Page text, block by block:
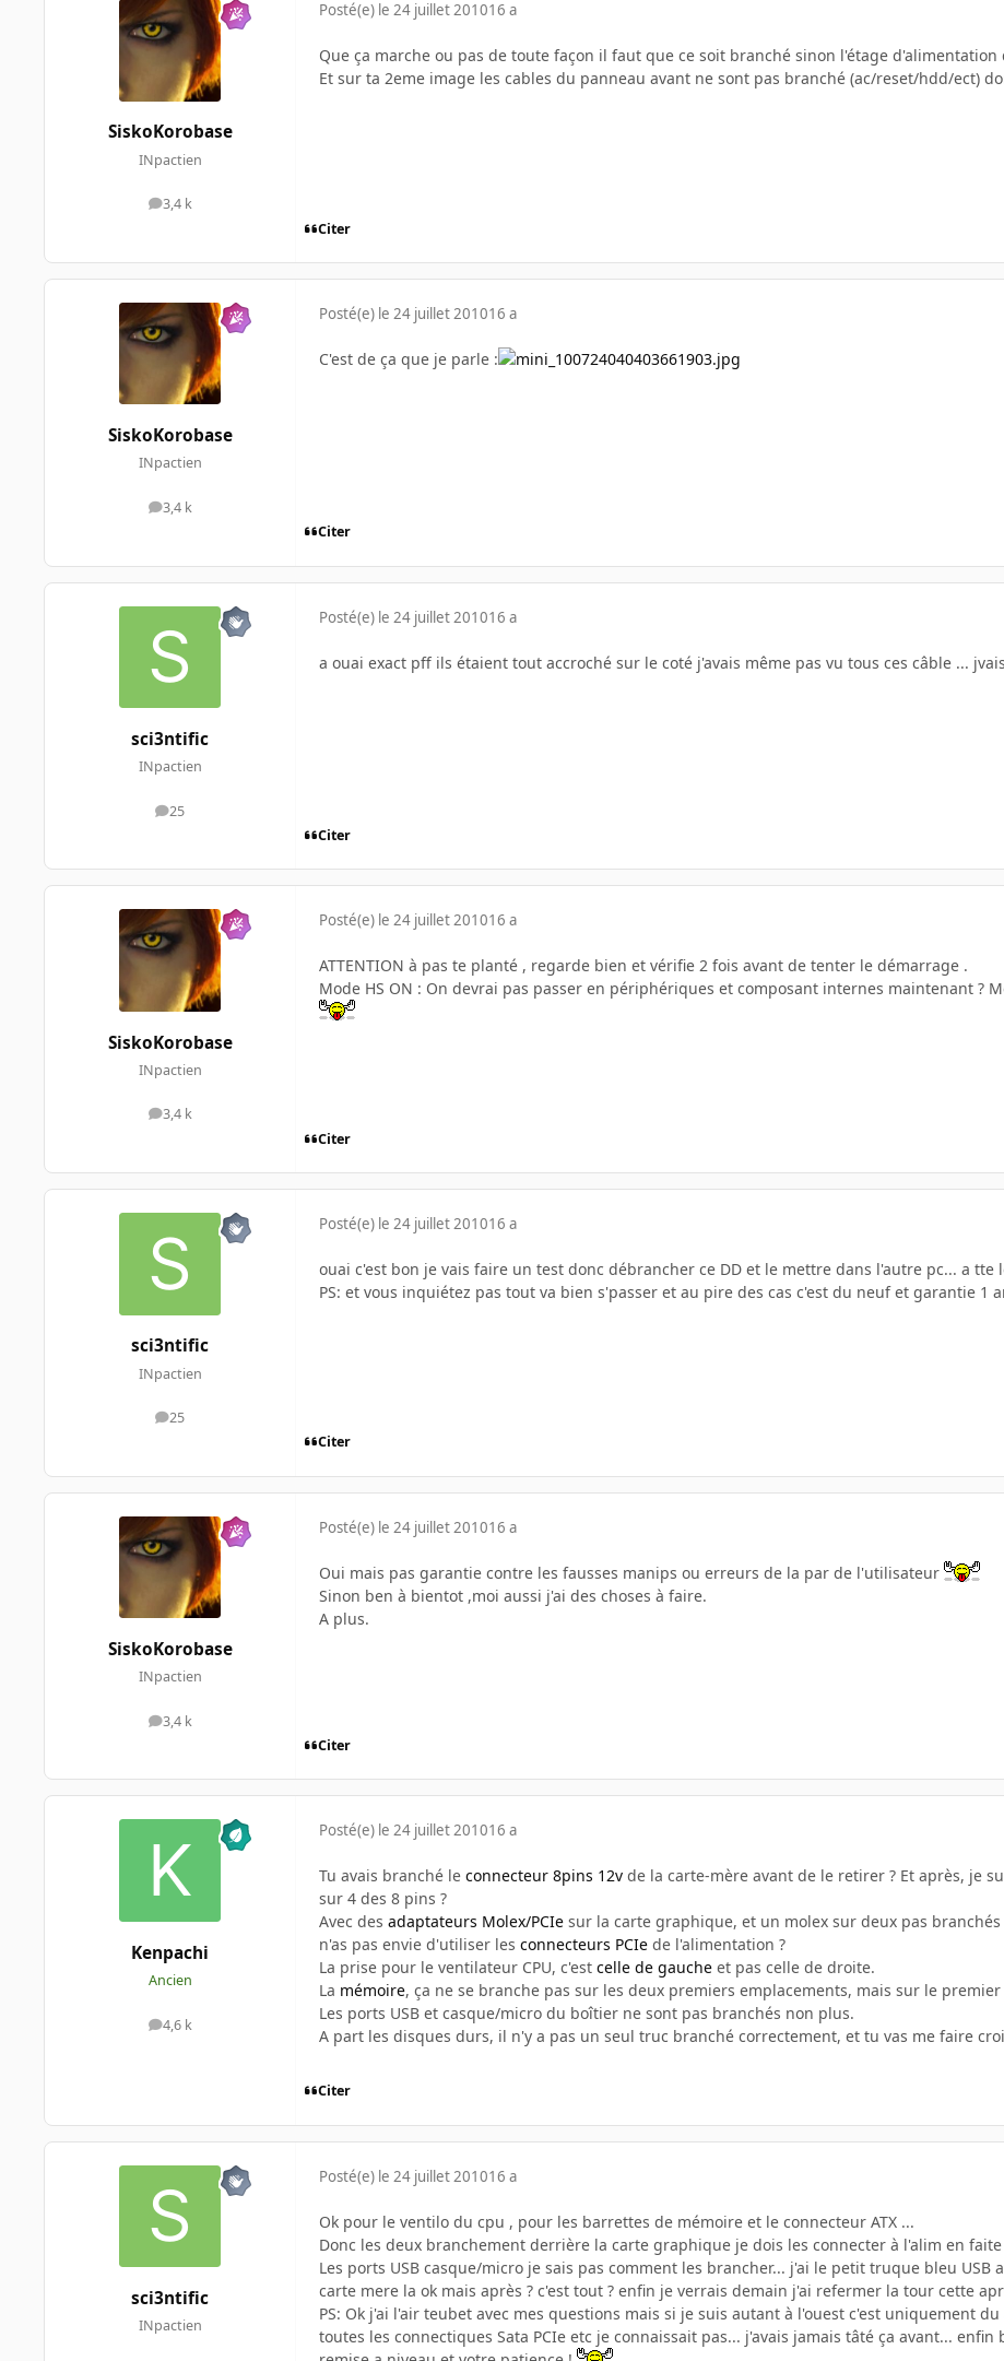
SiskoKorobase
INpactien
3,4 k
messages
Posté(e) le 24 juillet 201016 a
Que ça marche ou pas de toute façon il faut que ce soit branché sinon l'étage
Et sur ta 2eme image les cables du panneau avant ne sont pas branché (ac/reset/hdd/ect)
Citer
SiskoKorobase
INpactien
3,4 k
messages
Posté(e) le 24 juillet 201016 a
C'est de ça que je parle :
Citer
sci3ntific
INpactien
25
messages
Posté(e) le 24 juillet 201016 a
a ouai exact pff ils étaient tout accroché sur le coté j'avais même pas vu tous ces câble ...
Citer
SiskoKorobase
INpactien
3,4 k
messages
Posté(e) le 24 juillet 201016 a
ATTENTION à pas te planté , regarde bien et vérifie 2 fois avant de tenter le démarrage .
Mode HS ON : On devrai pas passer en périphériques et composant internes maintenant ?
Citer
sci3ntific
INpactien
25
messages
Posté(e) le 24 juillet 201016 a
ouai c'est bon je vais faire un test donc débrancher ce DD et le mettre dans l'autre pc... a tte
PS: et vous inquiétez pas tout va bien s'passer et au pire des cas c'est du neuf et garantie 1
Citer
SiskoKorobase
INpactien
3,4 k
messages
Posté(e) le 24 juillet 201016 a
Oui mais pas garantie contre les fausses manips ou erreurs de la par de l'utilisateur
Sinon ben à bientot ,moi aussi j'ai des choses à faire.
A plus.
Citer
Kenpachi
Ancien
4,6 k
messages
Posté(e) le 24 juillet 201016 a
Tu avais branché le connecteur 8pins 12v de la carte-mère avant de le retirer ? Et après, je
sur 4 des 8 pins ?
Avec des adaptateurs Molex/PCIe sur la carte graphique, et un molex sur deux pas
n'as pas envie d'utiliser les connecteurs PCIe de l'alimentation ?
La prise pour le ventilateur CPU, c'est celle de gauche et pas celle de droite.
La mémoire, ça ne se branche pas sur les deux premiers emplacements, mais sur le
Les ports USB et casque/micro du boîtier ne sont pas branchés non plus.
A part les disques durs, il n'y a pas un seul truc branché correctement, et tu vas me faire
Citer
sci3ntific
INpactien
Posté(e) le 24 juillet 201016 a
Ok pour le ventilo du cpu , pour les barrettes de mémoire et le connecteur ATX ...
Donc les deux branchement derrière la carte graphique je dois les connecter à l'alim en faite
Les ports USB casque/micro je sais pas comment les brancher... j'ai le petit truque bleu
carte mere la ok mais après ? c'est tout ? enfin je verrais demain j'ai refermer la tour cette
PS: Ok j'ai l'air teubet avec mes questions mais si je suis autant à l'ouest c'est uniquement
toutes les connectiques Sata PCIe etc je connaissait pas... j'avais jamais tâté ça avant...